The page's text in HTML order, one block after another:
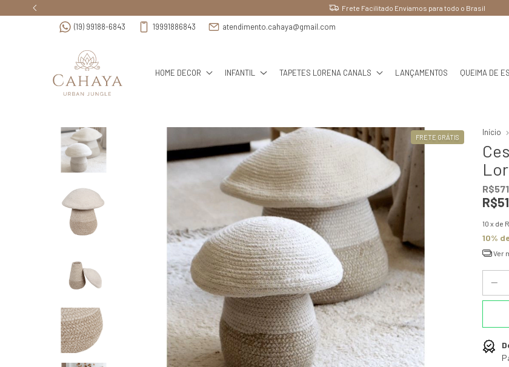
Ganhe 10% OFF pagando no PIX
(19) 99188-6843 19991886843 atendimento.cahaya@gmail.com
HOME DECOR INFANTIL TAPETES LORENA CANALS LANÇAMENTOS QUEIMA DE
FRETE GRÁTIS
Início
10 x de
10%
Ver